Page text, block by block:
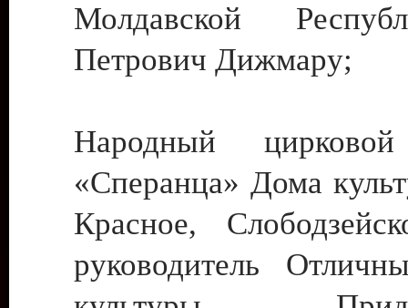
Молдавской
Петрович Дижмару;
Народный цирковой
«Сперанца» Дома
Красное,
руководитель